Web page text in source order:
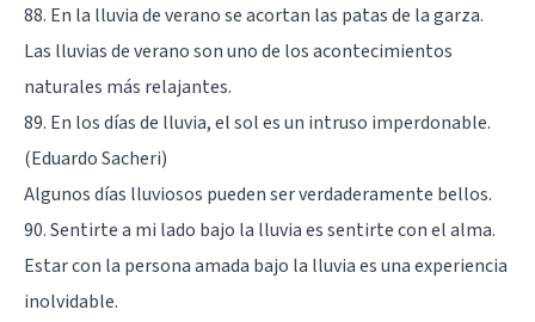
88. En la lluvia de verano se acortan las patas de la garza.
Las lluvias de verano son uno de los acontecimientos
naturales más relajantes.
89. En los días de lluvia, el sol es un intruso imperdonable.
(Eduardo Sacheri)
Algunos días lluviosos pueden ser verdaderamente bellos.
90. Sentirte a mi lado bajo la lluvia es sentirte con el alma.
Estar con la persona amada bajo la lluvia es una experiencia
inolvidable.